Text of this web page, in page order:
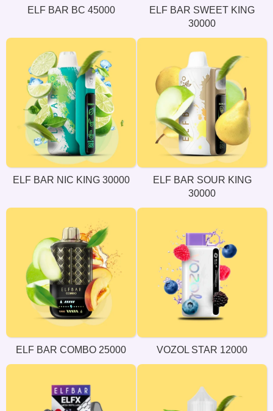
ELF BAR BC 45000
ELF BAR SWEET KING
30000
ELF BAR NIC KING 30000
ELF BAR SOUR KING
30000
ELF BAR COMBO 25000 VOZOL STAR 12000